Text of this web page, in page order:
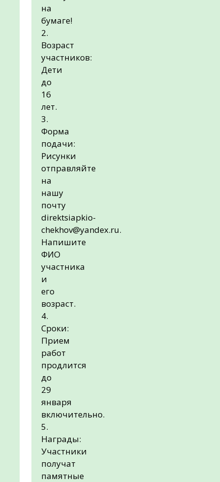
на
бумаге!
2.
Возраст
участников:
Дети
до
16
лет.
3.
Форма
подачи:
Рисунки
отправляйте
на
нашу
почту
direktsiapkio-
chekhov@yandex.ru.
Напишите
ФИО
участника
и
его
возраст.
4.
Сроки:
Прием
работ
продлится
до
29
января
включительно.
5.
Награды:
Участники
получат
памятные